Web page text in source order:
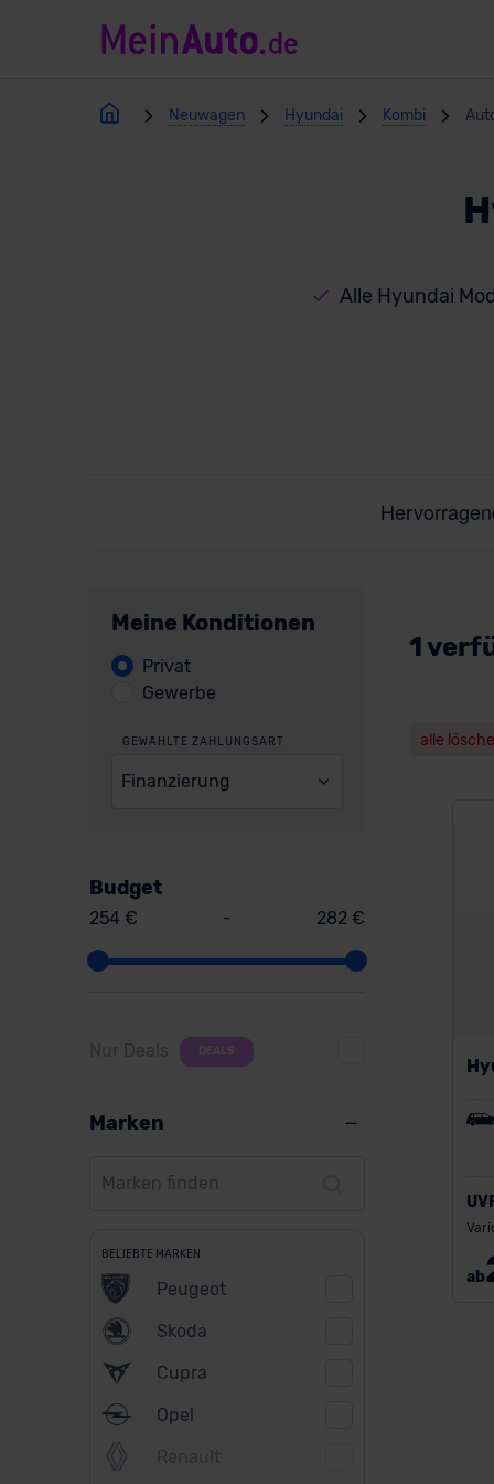
Neuwagen Hyundai Kombi
Alle Hyundai
Meine Konditionen
Privat
Gewerbe
GEWÄHLTE ZAHLUNGSART
Finanzierung
Budget
254 € - 282 €
Nur Deals DEALS
Marken
BELIEBTE MARKEN
Peugeot
Skoda
Cupra
Opel
Renault
1
alle
ab